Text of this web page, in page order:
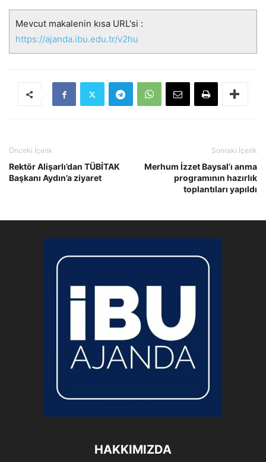
Mevcut makalenin kısa URL'si :
https://ajanda.ibu.edu.tr/v2hu
Önceki İçerik
Rektör Alişarlı’dan TÜBİTAK
Başkanı Aydın’a ziyaret
Sonraki İçerik
Merhum İzzet Baysal’ı anma
programının hazırlık
toplantıları yapıldı
HAKKIMIZDA